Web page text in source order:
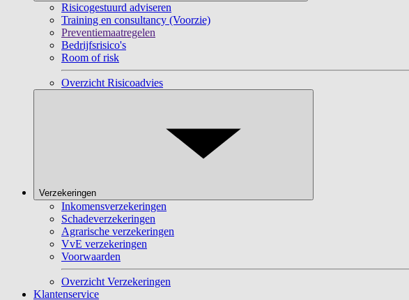
Risicogestuurd adviseren
Training en consultancy (Voorzie)
Preventiemaatregelen
Bedrijfsrisico's
Room of risk
Overzicht Risicoadvies
Verzekeringen
Inkomensverzekeringen
Schadeverzekeringen
Agrarische verzekeringen
VvE verzekeringen
Voorwaarden
Overzicht Verzekeringen
Klantenservice